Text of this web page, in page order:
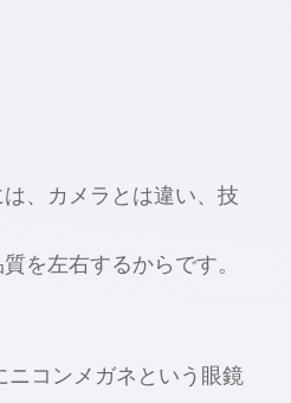
、カメラとは違い、技
を左右するからです。
コンメガネという眼鏡